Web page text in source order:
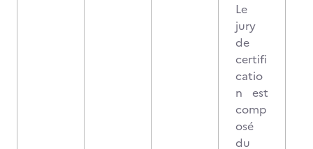
Le
jury
de
certifi
catio
n est
comp
osé
du